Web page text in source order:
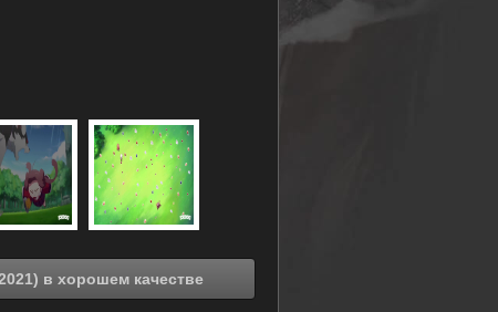
Смотреть онлайн Кошачий чай: Эпизод 5.5 (2021) в хорошем качестве